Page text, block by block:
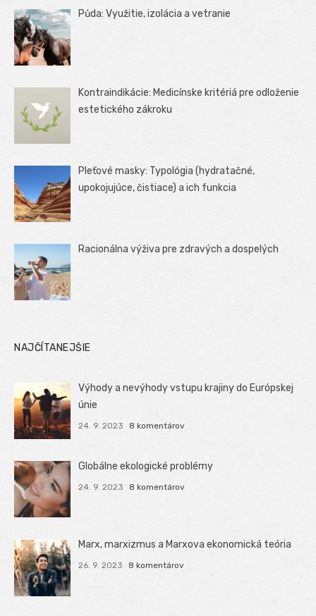
Půda: Využitie, izolácia a vetranie
Kontraindikácie: Medicínske kritériá pre odloženie
estetického zákroku
Pleťové masky: Typológia (hydratačné,
upokojujúce, čistiace) a ich funkcia
Racionálna výživa pre zdravých a dospelých
NAJČÍTANEJŠIE
Výhody a nevýhody vstupu krajiny do Európskej
únie
24. 9. 2023 8 komentárov
Globálne ekologické problémy
24. 9. 2023 8 komentárov
Marx, marxizmus a Marxova ekonomická teória
26. 9. 2023 8 komentárov